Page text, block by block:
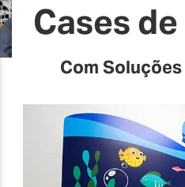
Cases
Com